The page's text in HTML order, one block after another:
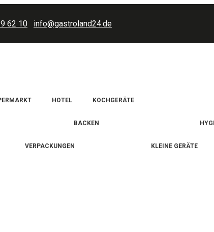
62 10 info@gastroland24.de
HOTEL KOCHGERÄTE
BACKEN
VERPACKUNGEN KLEINE GERÄTE